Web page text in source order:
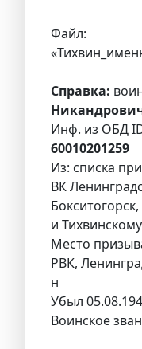
Файл:
Справка:
Инф. из ОБД
60010201259
Из: списка
ВК
и
Место
РВК,
н
Убыл
Воинское